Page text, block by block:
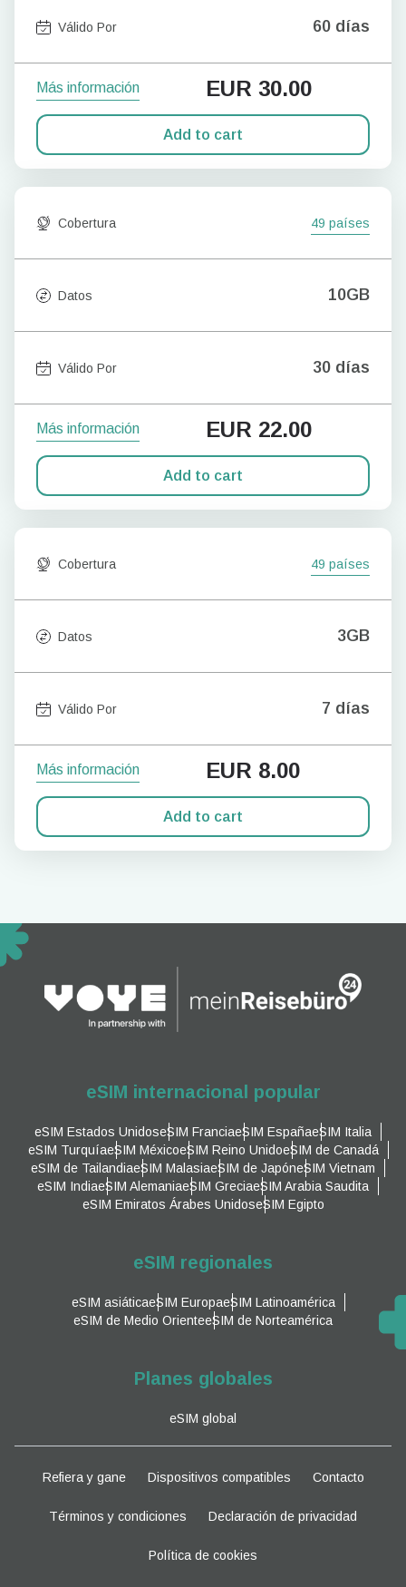
Válido Por 60 días
Más información EUR 30.00
Add to cart
Cobertura 49 países
Datos 10GB
Válido Por 30 días
Más información EUR 22.00
Add to cart
Cobertura 49 países
Datos 3GB
Válido Por 7 días
Más información EUR 8.00
Add to cart
eSIM internacional popular
eSIM Estados UnidoseSIM FranciaeSIM EspañaeSIM Italia
eSIM TurquíaeSIM MéxicoeSIM Reino UnidoeSIM de Canadá
eSIM de TailandiaeSIM MalasiaeSIM de JapóneSIM Vietnam
eSIM IndiaeSIM AlemaniaeSIM GreciaeSIM Arabia Saudita
eSIM Emiratos Árabes UnidoseSIM Egipto
eSIM regionales
eSIM asiáticaeSIM EuropaeSIM Latinoamérica
eSIM de Medio OrienteeSIM de Norteamérica
Planes globales
eSIM global
Refiera y gane Dispositivos compatibles Contacto
Términos y condiciones Declaración de privacidad
Política de cookies